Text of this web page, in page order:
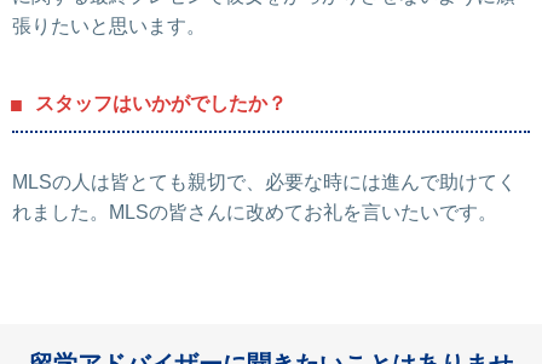
張りたいと思います。
スタッフはいかがでしたか？
MLSの人は皆とても親切で、必要な時には進んで助けてく
れました。MLSの皆さんに改めてお礼を言いたいです。